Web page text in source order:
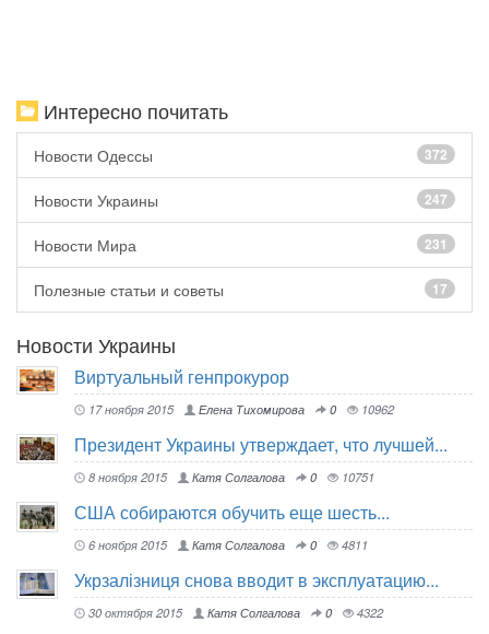
Интересно почитать
Новости Одессы 372
Новости Украины 247
Новости Мира 231
Полезные статьи и советы 17
Новости Украины
Виртуальный генпрокурор
17 ноября 2015 Елена Тихомирова 0 10962
Президент Украины утверждает, что лучшей...
8 ноября 2015 Катя Солгалова 0 10751
США собираются обучить еще шесть...
6 ноября 2015 Катя Солгалова 0 4811
Укрзалізниця снова вводит в эксплуатацию...
30 октября 2015 Катя Солгалова 0 4322